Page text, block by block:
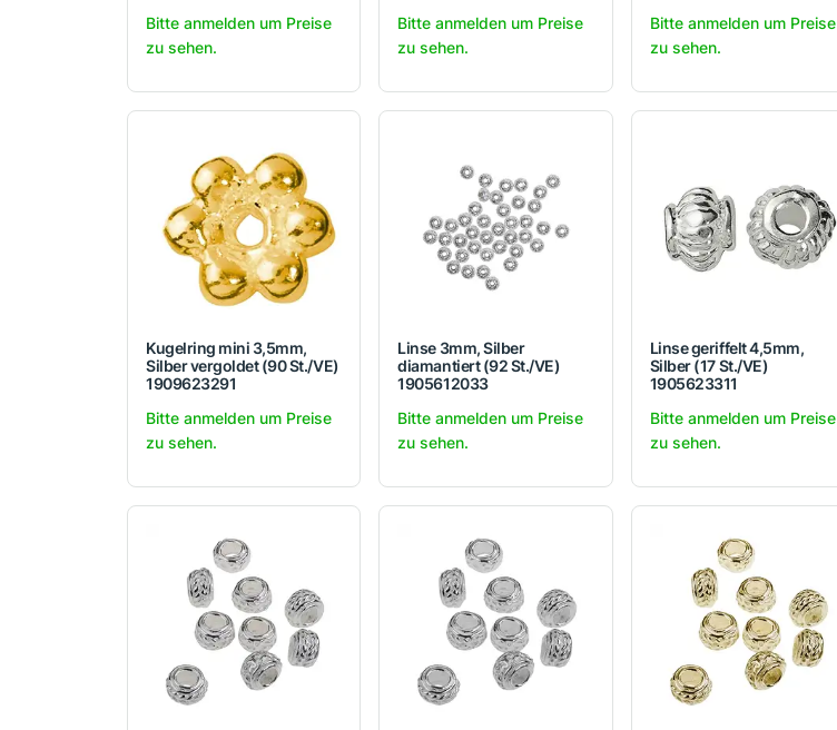
Bitte anmelden um Preise
zu sehen.
Bitte anmelden um Preise
zu sehen.
Bitte anmelden um Preise
zu sehen.
Kugelring mini 3,5mm,
Silber vergoldet (90 St./VE)
1909623291
Bitte anmelden um Preise
zu sehen.
Linse 3mm, Silber
diamantiert (92 St./VE)
1905612033
Bitte anmelden um Preise
zu sehen.
Linse geriffelt 4,5mm,
Silber (17 St./VE)
1905623311
Bitte anmelden um Preise
zu sehen.